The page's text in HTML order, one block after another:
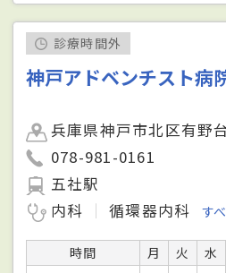
診療時間外
神戸アドベンチスト病
兵庫県神戸市北区有野
078-981-0161
五社駅
内科
循環器内科 す
時間 月 火 水